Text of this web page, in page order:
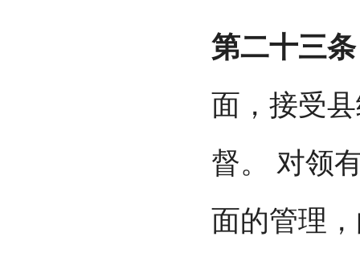
第二十三条
面，接受
督。
对领
面的管理